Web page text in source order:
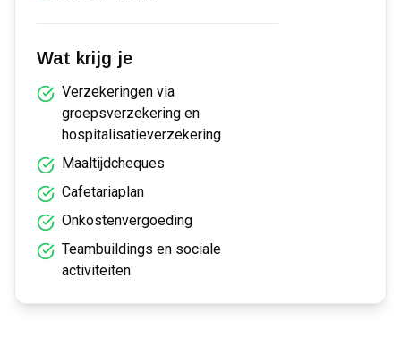
Wat krijg je
Verzekeringen via
groepsverzekering en
hospitalisatieverzekering
Maaltijdcheques
Cafetariaplan
Onkostenvergoeding
Teambuildings en sociale
activiteiten